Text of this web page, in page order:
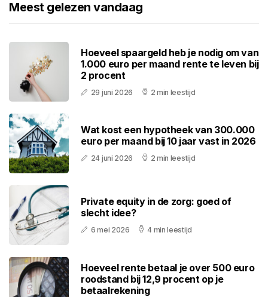
Meest gelezen vandaag
Hoeveel spaargeld heb je nodig om van
1.000 euro per maand rente te leven bij
2 procent
29 juni 2026 2 min leestijd
Wat kost een hypotheek van 300.000
euro per maand bij 10 jaar vast in 2026
24 juni 2026 2 min leestijd
Private equity in de zorg: goed of
slecht idee?
6 mei 2026 4 min leestijd
Hoeveel rente betaal je over 500 euro
roodstand bij 12,9 procent op je
betaalrekening